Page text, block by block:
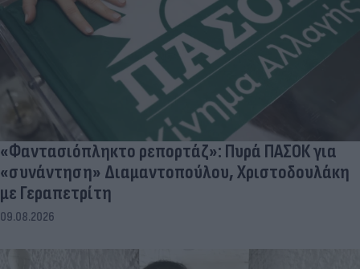
«Φαντασιόπληκτο ρεπορτάζ»: Πυρά ΠΑΣΟΚ για
«συνάντηση» Διαμαντοπούλου, Χριστοδουλάκη
με Γεραπετρίτη
09.08.2026